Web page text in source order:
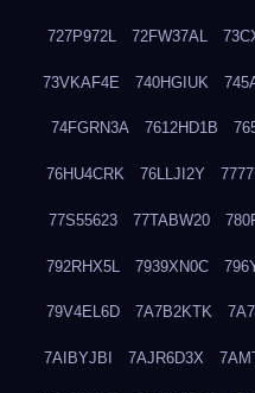
727P972L 72FW37AL
73VKAF4E 740HGIUK
74FGRN3A 7612HD1B
76HU4CRK 76LLJI2Y
77S55623 77TABW20
792RHX5L 7939XN0C
79V4EL6D 7A7B2KTK
7AIBYJBI 7AJR6D3X